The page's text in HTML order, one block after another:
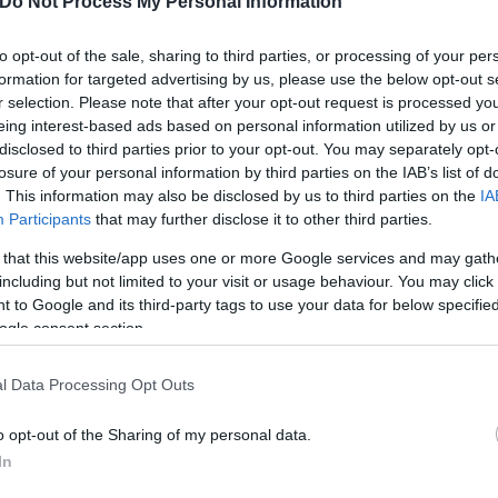
opt-out of the sale, sharing to third parties, or processing of your
for targeted advertising by us, please use the below opt-out
selection. Please note that after your opt-out request is processed
interest-based ads based on personal information utilized by us
to third parties prior to your opt-out. You may separately
of your personal information by third parties on the IAB’s list of
This information may also be disclosed by us to third parties on the
Participants that may further disclose it to other third parties.
that this website/app uses one or more Google services and may
but not limited to your visit or usage behaviour. You may
to Google and its third-party tags to use your data for below
consent section.
Data Processing Opt Outs
opt-out of the Sharing of my personal data.
και το αντίστοιχο οικονομικό κίνητρο. Υπήρχε
ήταν πολλά τα Όχι γιατί είναι κάτι